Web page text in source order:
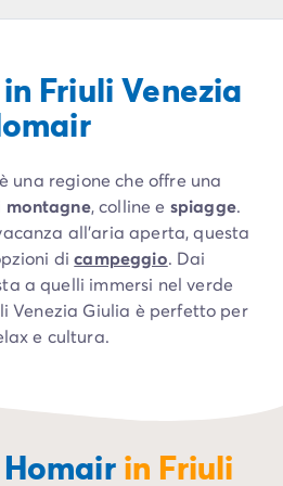
Bibbona
Adige
di Chioggia
Friuli Venezia
una regione che offre una
montagne, colline e spiagge.
all'aria aperta, questa
dicampeggio. Dai
a quelli immersi nel verde
Venezia Giulia è perfetto per
e cultura.
in Friuli